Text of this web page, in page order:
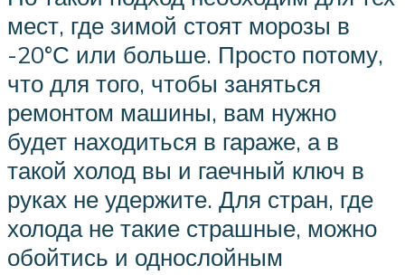
мест, где зимой стоят морозы в
-20°С или больше. Просто потому,
что для того, чтобы заняться
ремонтом машины, вам нужно
будет находиться в гараже, а в
такой холод вы и гаечный ключ в
руках не удержите. Для стран, где
холода не такие страшные, можно
обойтись и однослойным